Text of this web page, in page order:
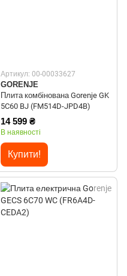
Артикул: 00-00033627
GORENJE
Плита комбінована Gorenje GK
5C60 BJ (FM514D-JPD4B)
14 599 ₴
В наявності
Купити!